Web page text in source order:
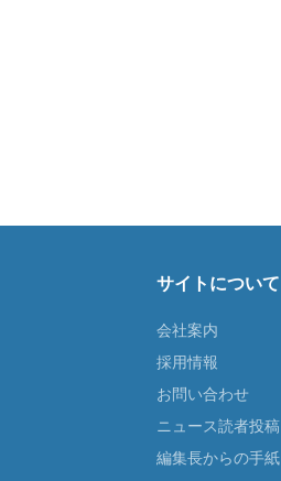
サイトについて
会社案内
採用情報
お問い合わせ
ニュース読者投稿
編集長からの手紙